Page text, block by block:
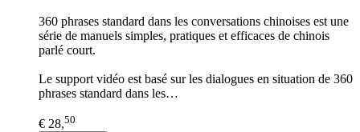
360 phrases standard dans les conversations chinoises est une
série de manuels simples, pratiques et efficaces de chinois
parlé court.
Le support vidéo est basé sur les dialogues en situation de 360
phrases standard dans les…
€ 28,50